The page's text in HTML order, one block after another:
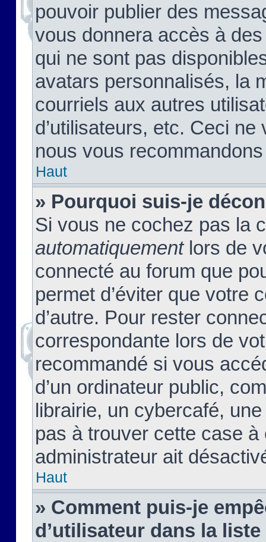
pouvoir publier des
vous donnera accès à
qui ne sont pas
avatars personnalisés, la
courriels aux autres
d’utilisateurs, etc. Ceci
nous vous
Haut
» Pourquoi suis-je
Si vous ne cochez pas la
automatiquementlors de
connecté au forum que
permet d’éviter que votre
d’autre. Pour rester
correspondante lors de
recommandé si vous
d’un ordinateur public,
librairie, un cybercafé,
pas à trouver cette case à
administrateur ait
Haut
» Comment puis-je
d’utilisateur dans la